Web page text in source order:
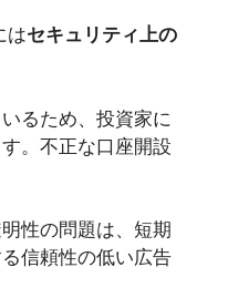
はセキュリティ上の
るため、投資家に
。不正な口座開設
性の問題は、短期
信頼性の低い広告